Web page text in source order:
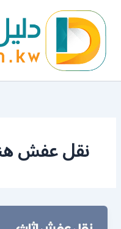
المحتوى
نقل عفش